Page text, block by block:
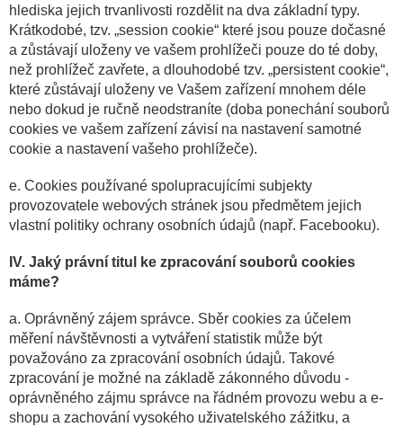
hlediska jejich trvanlivosti rozdělit na dva základní typy.
Krátkodobé, tzv. „session cookie“ které jsou pouze dočasné
a zůstávají uloženy ve vašem prohlížeči pouze do té doby,
než prohlížeč zavřete, a dlouhodobé tzv. „persistent cookie“,
které zůstávají uloženy ve Vašem zařízení mnohem déle
nebo dokud je ručně neodstraníte (doba ponechání souborů
cookies ve vašem zařízení závisí na nastavení samotné
cookie a nastavení vašeho prohlížeče).
e. Cookies používané spolupracujícími subjekty
provozovatele webových stránek jsou předmětem jejich
vlastní politiky ochrany osobních údajů (např. Facebooku).
IV. Jaký právní titul ke zpracování souborů cookies
máme?
a. Oprávněný zájem správce. Sběr cookies za účelem
měření návštěvnosti a vytváření statistik může být
považováno za zpracování osobních údajů. Takové
zpracování je možné na základě zákonného důvodu -
oprávněného zájmu správce na řádném provozu webu a e-
shopu a zachování vysokého uživatelského zážitku, a